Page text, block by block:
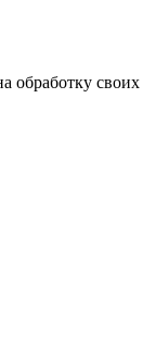
обработку своих